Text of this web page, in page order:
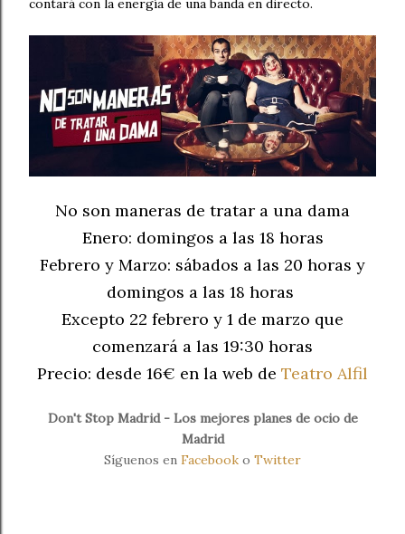
contará con la energía de una banda en directo.
No son maneras de tratar a una dama
Enero: domingos a las 18 horas
Febrero y Marzo: sábados a las 20 horas y
domingos a las 18 horas
Excepto 22 febrero y 1 de marzo que
comenzará a las 19:30 horas
Precio: desde 16€ en la web de Teatro Alfil
Don't Stop Madrid - Los mejores planes de ocio de
Madrid
Síguenos en Facebook o Twitter